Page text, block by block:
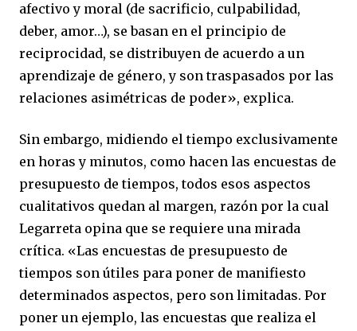
afectivo y moral (de sacrificio, culpabilidad,
deber, amor…), se basan en el principio de
reciprocidad, se distribuyen de acuerdo a un
aprendizaje de género, y son traspasados por las
relaciones asimétricas de poder», explica.
Sin embargo, midiendo el tiempo exclusivamente
en horas y minutos, como hacen las encuestas de
presupuesto de tiempos, todos esos aspectos
cualitativos quedan al margen, razón por la cual
Legarreta opina que se requiere una mirada
crítica. «Las encuestas de presupuesto de
tiempos son útiles para poner de manifiesto
determinados aspectos, pero son limitadas. Por
poner un ejemplo, las encuestas que realiza el